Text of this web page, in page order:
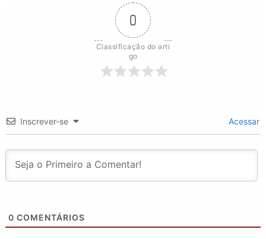
0
Classificação do arti
go
Inscrever-se Acessar
0 COMENTÁRIOS